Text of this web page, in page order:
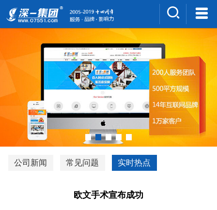
集团介绍
人才招聘
案例展示
新闻中心
深一风采
联系我们
深优通系统V3.0
深一集团优势
公司新闻 常见问题 实时热点
欧文手术宣布成功